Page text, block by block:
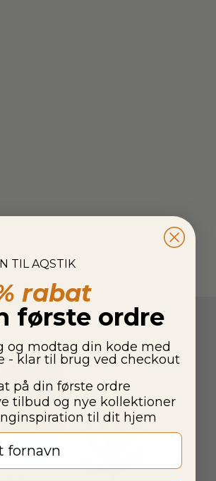
TIL AQSTIK
rabat
første ordre
og modtag din kode med
- klar til brug ved checkout
på din første ordre
tilbud og nye kollektioner
til dit hjem